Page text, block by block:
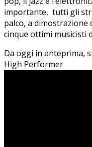
importante, tutti gli
palco, a dimostrazione
cinque ottimi musicisti
Da oggi in anteprima,
High Performer